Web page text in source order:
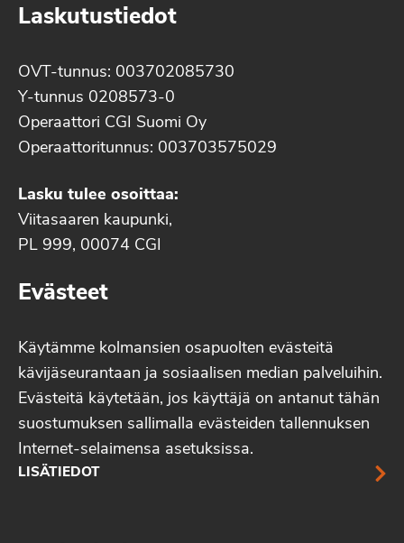
Laskutustiedot
OVT-tunnus: 003702085730
Y-tunnus 0208573-0
Operaattori CGI Suomi Oy
Operaattoritunnus: 003703575029
Lasku tulee osoittaa:
Viitasaaren kaupunki,
PL 999, 00074 CGI
Evästeet
Käytämme kolmansien osapuolten evästeitä
kävijäseurantaan ja sosiaalisen median palveluihin.
Evästeitä käytetään, jos käyttäjä on antanut tähän
suostumuksen sallimalla evästeiden tallennuksen
Internet-selaimensa asetuksissa.
LISÄTIEDOT